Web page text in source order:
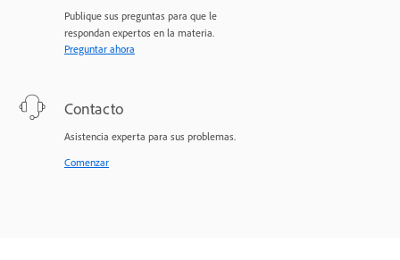
Publique sus preguntas para que le
respondan expertos en la materia.
Preguntar ahora
Contacto
Asistencia experta para sus problemas.
Comenzar